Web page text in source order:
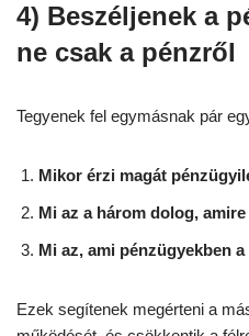
4) Beszéljenek a
ne csak a pénzről
Tegyenek fel egymásnak pár
Mikor érzi magát
Mi az a három dolog,
Mi az, ami pénzügyekben
Ezek segítenek megérteni a